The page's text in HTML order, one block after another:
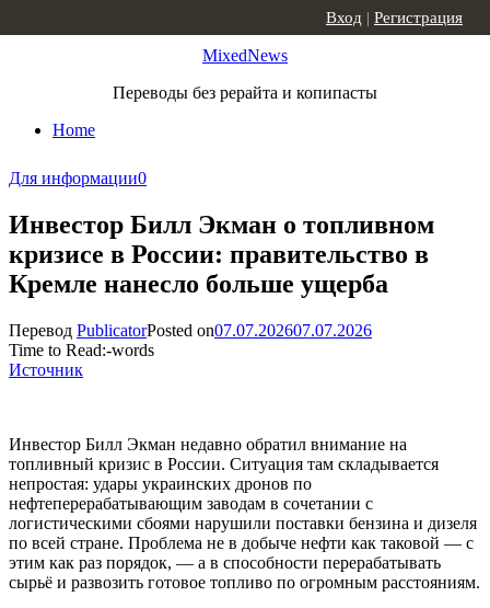
MixedNews
Переводы без рерайта и копипасты
Home
Вход | Регистрация
Для информации0
Инвестор Билл Экман о топливном
кризисе в России: правительство в
Кремле нанесло больше ущерба
Перевод PublicatorPosted on07.07.202607.07.2026
Time to Read:-words
Источник
Инвестор Билл Экман недавно обратил внимание на
топливный кризис в России. Ситуация там складывается
непростая: удары украинских дронов по
нефтеперерабатывающим заводам в сочетании с
логистическими сбоями нарушили поставки бензина и дизеля
по всей стране. Проблема не в добыче нефти как таковой — с
этим как раз порядок, — а в способности перерабатывать
сырьё и развозить готовое топливо по огромным расстояниям.